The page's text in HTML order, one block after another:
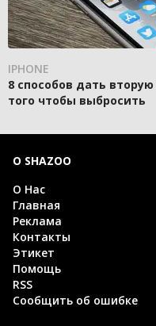
IPHONE
8 способов дать
того чтобы выбросить
О SHAZOO
О Нас
Главная
Реклама
Контакты
Этикет
Помощь
RSS
Сообщить об ошибке